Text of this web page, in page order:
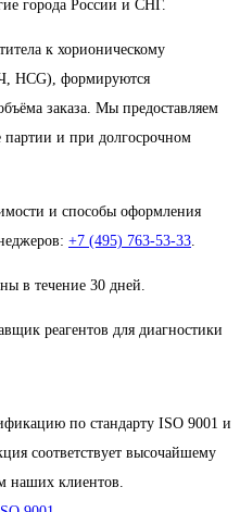
города России и СНГ.
к хорионическому
HCG), формируются
заказа. Мы предоставляем
и при долгосрочном
и способы оформления
+7 (495) 763-53-33
в течение 30 дней.
реагентов для диагностики
по стандарту ISO 9001 и
соответствует высочайшему
наших клиентов.